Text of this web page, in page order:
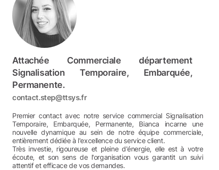
Attachée Commerciale département
Signalisation Temporaire, Embarquée,
Permanente.
contact.step@ttsys.fr
Premier contact avec notre service commercial Signalisation
Temporaire, Embarquée, Permanente, Bianca incarne une
nouvelle dynamique au sein de notre équipe commerciale,
entièrement dédiée à l'excellence du service client.
Très investie, rigoureuse et pleine d'énergie, elle est à votre
écoute, et son sens de l'organisation vous garantit un suivi
attentif et efficace de vos demandes.